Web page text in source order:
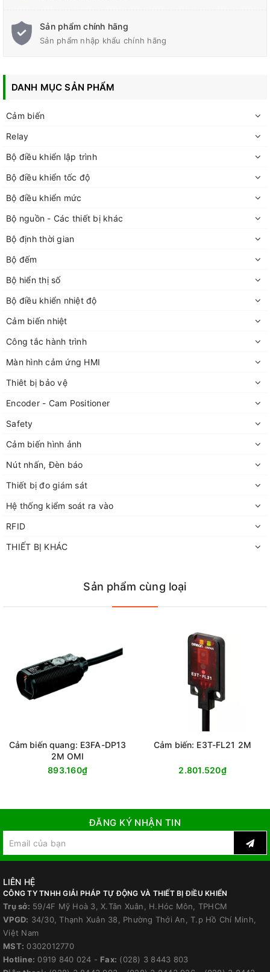
Sản phẩm chính hãng
Sản phẩm nhập khẩu chính hãng
DANH MỤC SẢN PHẨM
Cảm biến
Relay
Bộ điều khiển lập trình
Bộ điều khiển tốc độ
Bộ điều khiển mức
Bộ nguồn - Các thiết bị khác
Bộ định thời gian
Bộ đếm
Bộ hiển thị số
Bộ điều khiển nhiệt độ
Cảm biến nhiệt
Công tắc hành trình
Màn hình cảm ứng HMI
Thiêt bị bảo vệ
Encoder - Cam Positioner
Safety
Cảm biến hình ảnh
Nút nhấn, Đèn báo
Thiết bị đo giám sát
Hệ thống kiểm soát ra vào
RFID
THIẾT BỊ KHÁC
Sản phẩm cùng loại
Cảm biến quang: E3FA-DP13
2M OMI
893.160₫
Cảm biến: E3T-FL21 2M
2.801.520₫
ĐĂNG KÝ NHẬN TIN
LIÊN HỆ
CÔNG TY TNHH GIẢI PHÁP TỰ ĐỘNG VÀ THIẾT BỊ ĐIỀU KHIỂN
Trụ sở: 59/4F Mỹ Hoà 3, X.Tân Xuân, H.Hóc Môn, TPHCM
VPGD: 34/30, Thạnh Xuân 38, Phường Thới An, T.p Hồ Chí Minh,
Việt Nam
MST: 0302012770
Hotline: 0919 840 024 - Fax: (028) 3 8443 803